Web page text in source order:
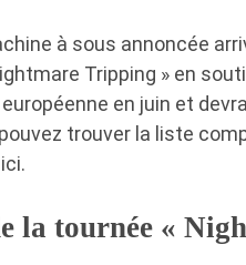
à sous annoncée
Tripping » en
en juin et
trouver la liste
la tournée «